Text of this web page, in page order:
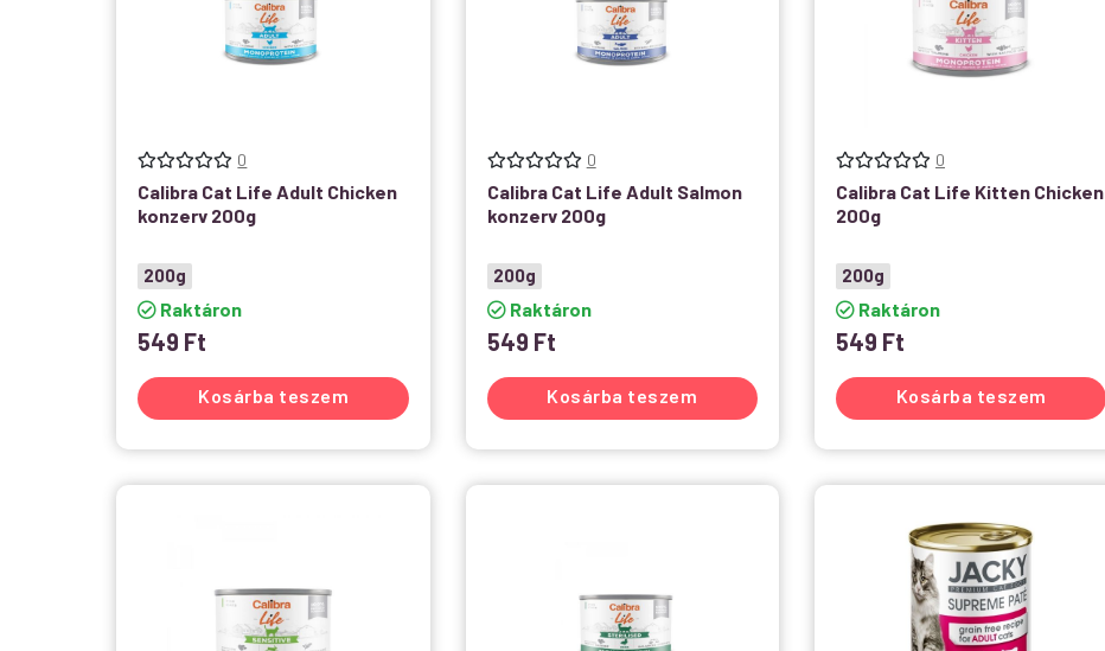
0
Calibra Cat Life Adult Chicken
konzerv 200g
200g
Raktáron
549 Ft
Kosárba teszem
0
Calibra Cat Life Adult Salmon
konzerv 200g
200g
Raktáron
549 Ft
Kosárba teszem
0
Calibra Cat Life Kitten Chicken
200g
200g
Raktáron
549 Ft
Kosárba teszem